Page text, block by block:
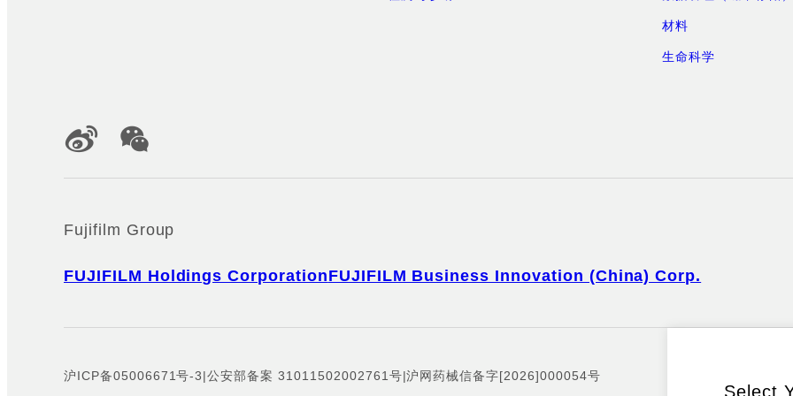
Select
材料
生命科学
Official Social Media Accounts
Fujifilm Group
FUJIFILM Holdings CorporationFUJIFILM Business Innovation (China) Corp.
沪ICP备05006671号-3|公安部备案 31011502002761号|沪网药械信备字[2026]000054号